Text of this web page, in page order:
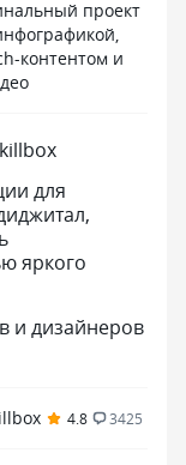
проект
контентом и
для
яркого
и дизайнеров
4.8 3425